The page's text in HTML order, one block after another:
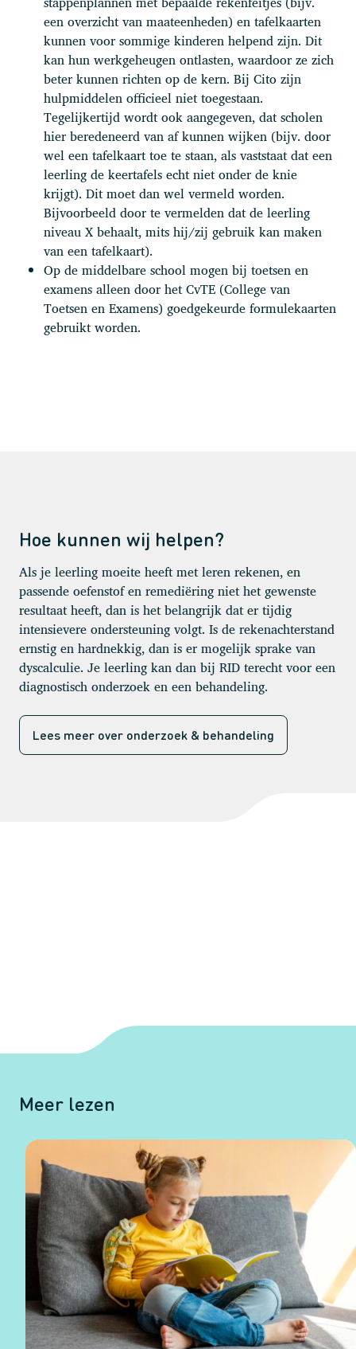
een overzicht van maateenheden) en tafelkaarten
kunnen voor sommige kinderen helpend zijn. Dit
kan hun werkgeheugen ontlasten, waardoor ze zich
beter kunnen richten op de kern. Bij Cito zijn
hulpmiddelen officieel niet toegestaan.
Tegelijkertijd wordt ook aangegeven, dat scholen
hier beredeneerd van af kunnen wijken (bijv. door
wel een tafelkaart toe te staan, als vaststaat dat een
leerling de keertafels echt niet onder de knie
krijgt). Dit moet dan wel vermeld worden.
Bijvoorbeeld door te vermelden dat de leerling
niveau X behaalt, mits hij/zij gebruik kan maken
van een tafelkaart).
Op de middelbare school mogen bij toetsen en
examens alleen door het CvTE (College van
Toetsen en Examens) goedgekeurde formulekaarten
gebruikt worden.
Hoe kunnen wij helpen?
Als je leerling moeite heeft met leren rekenen, en
passende oefenstof en remediëring niet het gewenste
resultaat heeft, dan is het belangrijk dat er tijdig
intensievere ondersteuning volgt. Is de rekenachterstand
ernstig en hardnekkig, dan is er mogelijk sprake van
dyscalculie. Je leerling kan dan bij RID terecht voor een
diagnostisch onderzoek en een behandeling.
Lees meer over onderzoek & behandeling
Meer lezen